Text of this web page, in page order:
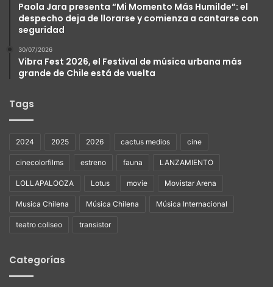
Paola Jara presenta “Mi Momento Más Humilde”: el
despecho deja de llorarse y comienza a cantarse con
seguridad
30/07/2026
Vibra Fest 2026, el Festival de música urbana más
grande de Chile está de vuelta
Tags
2024 2025 2026 cactus medios cine
cinecolorfilms estreno fauna LANZAMIENTO
LOLLAPALOOZA Lotus movie Movistar Arena
Musica Chilena Música Chilena Música Internacional
teatro coliseo transistor
Categorías